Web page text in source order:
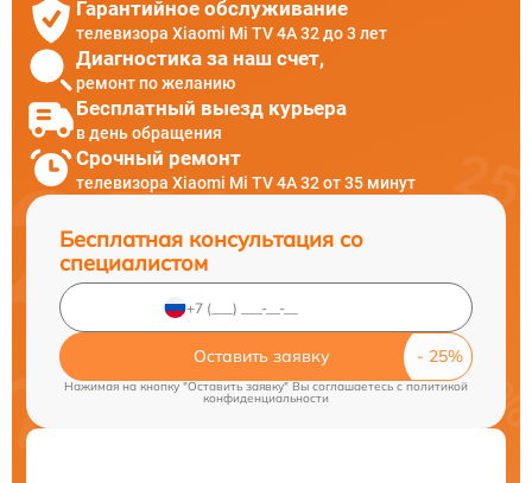
Гарантийное обслуживание
телевизора Xiaomi Mi TV 4A 32 до 3 лет
Диагностика за наш счет,
ремонт по желанию
Бесплатный выезд курьера
в день обращения
Срочный ремонт
телевизора Xiaomi Mi TV 4A 32 от 35 минут
Бесплатная консультация со
специалистом
Оставить заявку
Нажимая на кнопку "Оставить заявку" Вы соглашаетесь cполитикой
конфиденциальности